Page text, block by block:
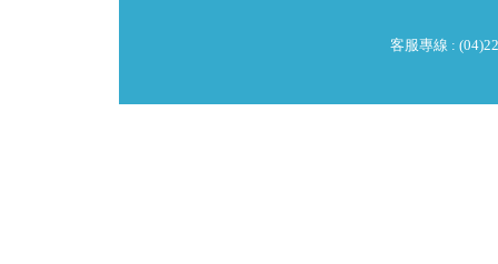
客服專線 :